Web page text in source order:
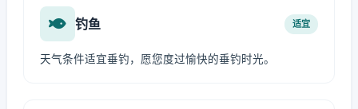
钓鱼 适宜
天气条件适宜垂钓，愿您度过愉快的垂钓时光。